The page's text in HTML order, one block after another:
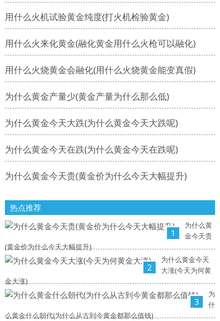
用什么火机试验黄金纯度(打火机检验黄金)
用什么火来化黄金(融化黄金用什么火枪可以融化)
用什么火烧黄金会融化(用什么火烧黄金能变真假)
为什么黄金产量少(黄金产量为什么那么低)
为什么黄金今天大跌(为什么黄金今天大跌呢)
为什么黄金今天在跌(为什么黄金今天在跌呢)
为什么黄金今天贵(黄金价为什么今天大幅提升)
热点推荐
1
为什么黄
金今天贵
(黄金价为什么今天大幅提升)
2
为什么黄金今天
大涨(今天为何黄
金大涨)
3
为
什
么黄金什么朝代(为什么从古到今黄金都那么值钱)